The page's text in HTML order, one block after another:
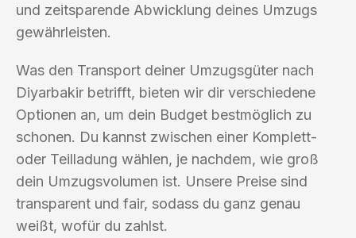
und zeitsparende Abwicklung deines Umzugs
gewährleisten.
Was den Transport deiner Umzugsgüter nach
Diyarbakir betrifft, bieten wir dir verschiedene
Optionen an, um dein Budget bestmöglich zu
schonen. Du kannst zwischen einer Komplett-
oder Teilladung wählen, je nachdem, wie groß
dein Umzugsvolumen ist. Unsere Preise sind
transparent und fair, sodass du ganz genau
weißt, wofür du zahlst.